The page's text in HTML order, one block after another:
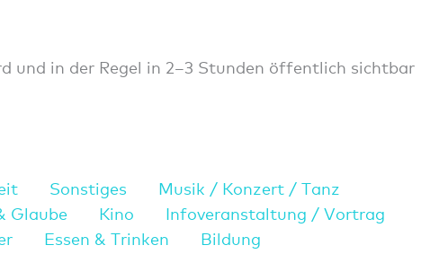
und in der Regel in 2–3 Stunden öffentlich sichtbar
Sonstiges
Musik / Konzert / Tanz
Glaube Kino
Infoveranstaltung / Vortrag
Essen & Trinken Bildung